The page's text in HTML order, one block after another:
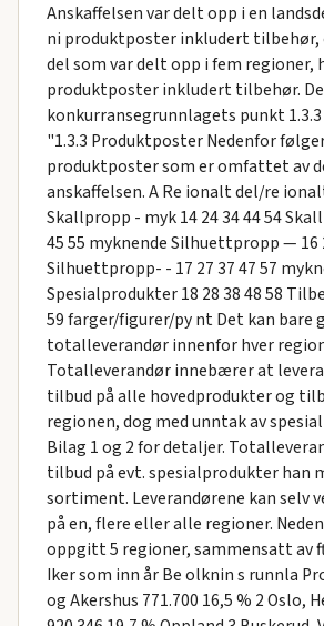
Anskaffelsen var delt opp i en
ni produktposter inkludert tilbehør,
del som var delt opp i fem regioner,
produktposter inkludert tilbehør.
konkurransegrunnlagets punkt
"1.3.3 Produktposter Nedenfor
produktposter som er omfattet av
anskaffelsen. A Re ionalt del/re
Skallpropp - myk 14 24 34 44 54
45 55 myknende Silhuettpropp — 16
Silhuettpropp- - 17 27 37 47 57
Spesialprodukter 18 28 38 48 58
59 farger/figurer/py nt Det kan bare
totalleverandør innenfor hver
Totalleverandør innebærer at
tilbud på alle hovedprodukter og
regionen, dog med unntak av
Bilag 1 og 2 for detaljer.
tilbud på evt. spesialprodukter han
sortiment. Leverandørene kan selv
på en, flere eller alle regioner.
oppgitt 5 regioner, sammensatt av
Iker som inn år Be olknin s runnla
og Akershus 771.700 16,5 % 2 Oslo,